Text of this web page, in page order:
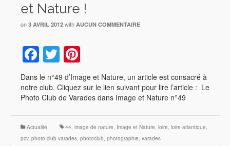
et Nature !
on 3 AVRIL 2012 with AUCUN COMMENTAIRE
Facebook
Twitter
Dans le n°49 d’Image et Nature, un article est consacré à
notre club. Cliquez sur le lien suivant pour lire l’article : Le
Photo Club de Varades dans Image et Nature n°49
Actualité 44, image de nature, Image et Nature, loire, loire-atlantique,
pcv, photo club varades, photoclub, photographie, varades